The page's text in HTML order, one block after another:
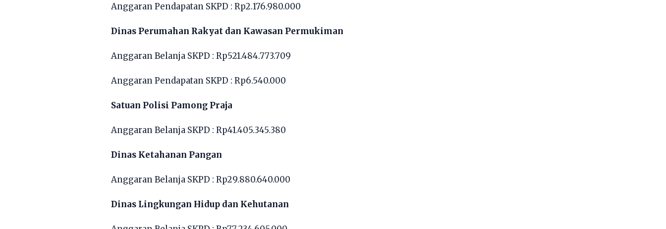
Anggaran Pendapatan SKPD : Rp2.176.980.000
Dinas Perumahan Rakyat dan Kawasan Permukiman
Anggaran Belanja SKPD : Rp521.484.773.709
Anggaran Pendapatan SKPD : Rp6.540.000
Satuan Polisi Pamong Praja
Anggaran Belanja SKPD : Rp41.405.345.380
Dinas Ketahanan Pangan
Anggaran Belanja SKPD : Rp29.880.640.000
Dinas Lingkungan Hidup dan Kehutanan